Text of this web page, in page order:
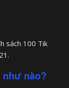
sách 100 Tik
nào?